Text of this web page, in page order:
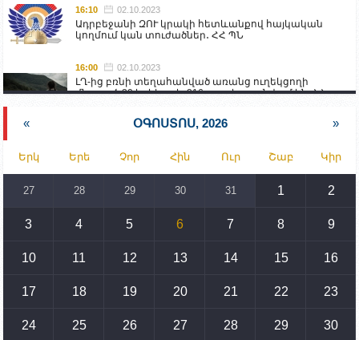
16:10 02.10.2023
Ադրբեջանի ԶՈՒ կրակի հետևանքով հայկական
կողմում կան տուժածներ․ ՀՀ ՊՆ
16:00 02.10.2023
ԼՂ-ից բռնի տեղահանված առանց ուղեկցողի
մնացած 20 երեխա և 216 տարեց գտնվում են ՀՀ
Իրանը կողմ է տարածաշրջանի համար շահավետ
տրանսպորտային հաղորդակցությունների
զարգացմանը, սակայն ոչ՝ միջազգային
սահմանների փոփոխությանը
15:10 02.10.2023
սպառնալիքները կասեցնելու համար. իսպանացի
պատգամավորը Գորիսում է
14:54 02.10.2023
տեղակայված հայկական դիրքերի անձնակազմի
համար սնունդ տեղափոխող մեքենայի
« ՕԳՈՍՏՈՍ, 2026 »
Երկ Երե Չոր Հին Ուր Շաբ Կիր
27 28 29 30 31 1 2
3 4 5 6 7 8 9
10 11 12 13 14 15 16
17 18 19 20 21 22 23
24 25 26 27 28 29 30